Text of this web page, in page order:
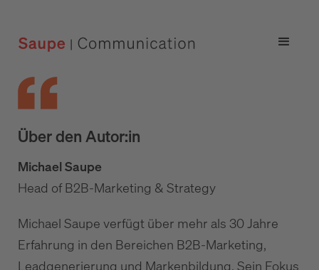
Über den Autor:in
Michael Saupe
Head of B2B-Marketing & Strategy
Michael Saupe verfügt über mehr als 30 Jahre
Erfahrung in den Bereichen B2B-Marketing,
Leadgenerierung und Markenbildung. Sein Fokus